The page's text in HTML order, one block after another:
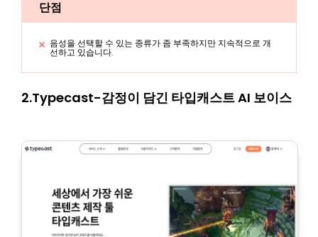
단점
음성을 선택할 수 있는 종류가 좀 부족하지만 지속적으로 개
선하고 있습니다.
2.Typecast-감정이 담긴 타입캐스트 AI 보이스